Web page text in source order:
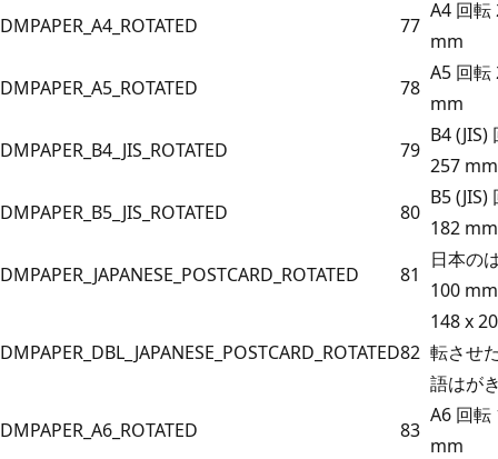
DMPAPER_A4_ROTATED
77
A4 回転
mm
DMPAPER_A5_ROTATED
78
A5 回転
mm
DMPAPER_B4_JIS_ROTATED
79
B4 (JIS)
257 mm
DMPAPER_B5_JIS_ROTATED
80
B5 (JIS)
182 mm
DMPAPER_JAPANESE_POSTCARD_ROTATED
81
日本の
100 mm
DMPAPER_DBL_JAPANESE_POSTCARD_ROTATED82
148 x
転させ
語はが
DMPAPER_A6_ROTATED
83
A6 回転
mm